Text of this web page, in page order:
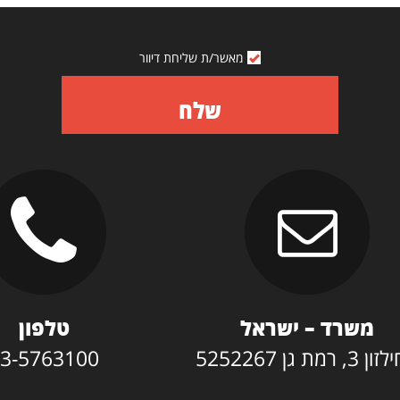
מאשר/ת שליחת דיוור
שלח
משרד – ישראל
גן 5252267
טלפון
5763100